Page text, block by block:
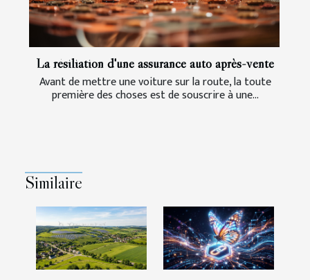
La résiliation d'une assurance auto après-vente
Avant de mettre une voiture sur la route, la toute
première des choses est de souscrire à une...
Similaire